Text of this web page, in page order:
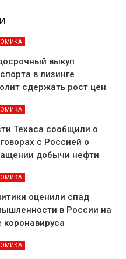
выкуп
в лизинге
сдержать рост цен
Техаса сообщили о
с Россией о
добычи нефти
оценили спад
в России на
коронавируса